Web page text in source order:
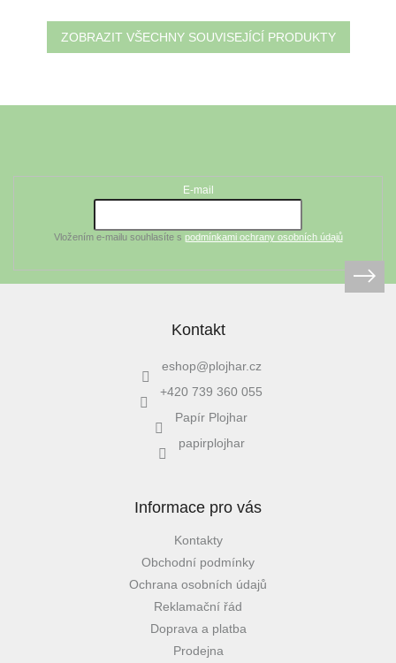
ZOBRAZIT VŠECHNY SOUVISEJÍCÍ PRODUKTY
E-mail
Vložením e-mailu souhlasíte s podmínkami ochrany osobních údajů
Kontakt
eshop@plojhar.cz
+420 739 360 055
Papír Plojhar
papirplojhar
Informace pro vás
Kontakty
Obchodní podmínky
Ochrana osobních údajů
Reklamační řád
Doprava a platba
Prodejna